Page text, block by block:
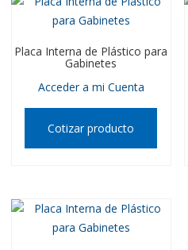
Placa Interna de Plástico para
Gabinetes
Acceder a mi Cuenta
Cotizar producto